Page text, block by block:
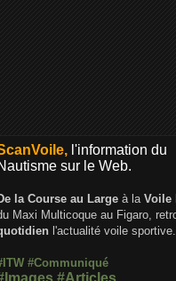
l'information du
sur le Web.
la Course au Large à la Voile
Maxi Multicoque au Figaro,
l'actualité voile sportive.
#Communiqué
#Articles